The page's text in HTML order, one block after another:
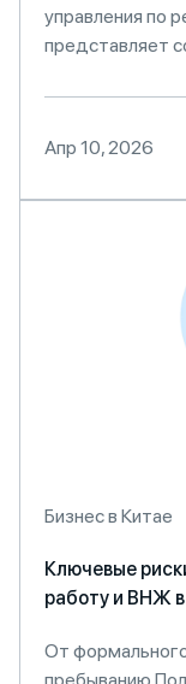
управления по
представляет
Апр 10, 2026
Бизнес в Китае
Ключевые
работу и ВНЖ
От